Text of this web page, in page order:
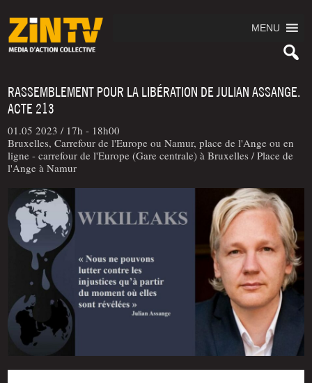
MENU
RASSEMBLEMENT POUR LA LIBÉRATION DE JULIAN ASSANGE.
ACTE 213
01.05 2023 / 17h - 18h00
Bruxelles, Carrefour de l'Europe ou Namur, place de l'Ange ou en
ligne - carrefour de l'Europe (Gare centrale) à Bruxelles / Place de
l'Ange à Namur